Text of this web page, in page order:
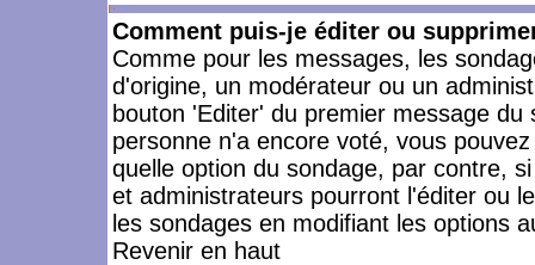
Comment puis-je éditer ou
Comme pour les messages, les
d'origine, un modérateur ou un
bouton 'Editer' du premier message
personne n'a encore voté, vous
quelle option du sondage, par contre,
et administrateurs pourront l'éditer ou
les sondages en modifiant les options
Revenir en haut